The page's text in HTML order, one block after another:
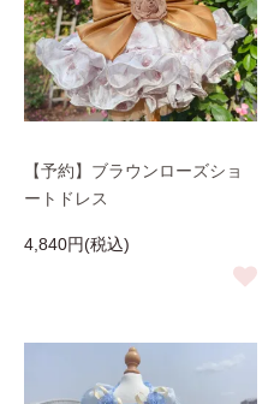
【予約】ブラウンローズショ
ートドレス
4,840円(税込)